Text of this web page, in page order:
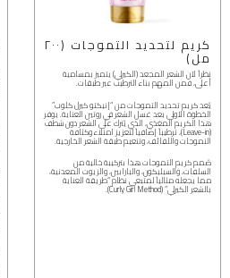
كريم لتحديد التموجات (٢٠٠
مل)
نظراً لأن الشعر المجعد (الكيرلي) يتميز بمسامية
أعلى، فمن المهم بناء الترطيب عبر طبقات.
يُعد كريم تحديد التموجات من “إنيكتو كيرل كلوب”
الخطوة الأولى بعد غسل الشعر في روتين العناية. يوفر
هذا الكريم المغذي، الذي يُترك على الشعر دون شطف
(Leave-in)، ترطيباً إضافياً لتعزيز امتلاء وكثافة
التموجات واللفائف، وتنعيم طبقة الشعر الخارجية.
صُمم كريم التموجات هذا بتركيبة خالية من
السلفات، والسيليكون، والبارابين، والزيوت المعدنية،
مما يجعله مثالياً لمتبعي نظام “طريقة العناية
بالشعر الكيرلي” (Curly Girl Method).